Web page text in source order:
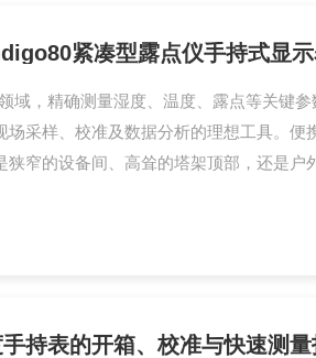
紧凑型露点仪手持式显
域，精确测量湿度、温度、露点等关键
场采样、校准及数据分析的理想工具。
狭窄的设备间、高耸的塔架顶部，还是户
持表的开箱、校准与快速测